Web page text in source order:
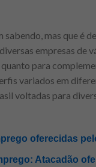
sabendo, mas que é
empresas de
para
variados em
voltadas para
oferecidas
Atacadão